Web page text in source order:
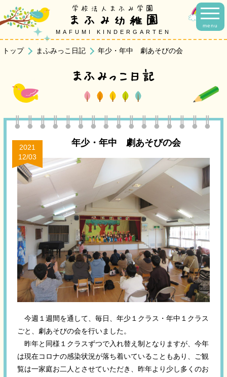
menu
学校法人まふみ学園
まふみ幼稚園
MAFUMI KINDERGARTEN
トップ まふみっこ日記 年少・年中 劇あそびの会
まふみっこ日記
年少・年中 劇あそびの会
2021
12/03
今週１週間を通して、毎日、年少１クラス・年中１クラス
ごと、劇あそびの会を行いました。
昨年と同様１クラスずつで入れ替え制となりますが、今年
は現在コロナの感染状況が落ち着いていることもあり、ご観
覧は一家庭お二人とさせていただき、昨年より少し多くのお